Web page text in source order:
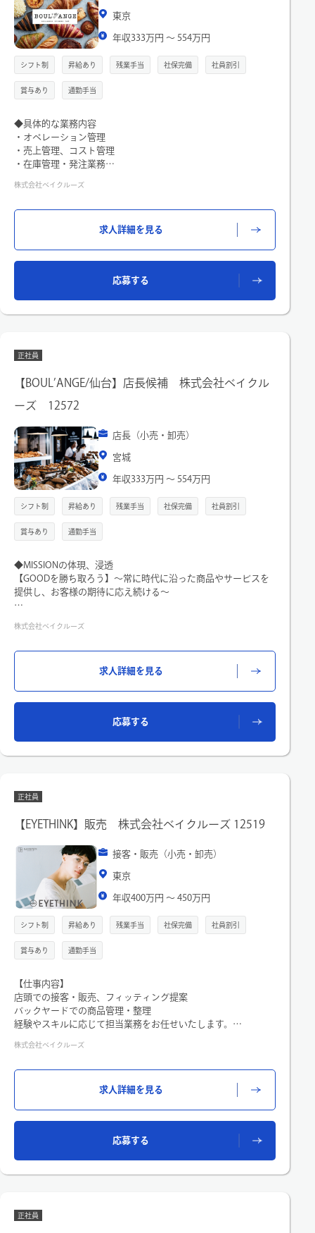
東京
年収333万円 〜 554万円
シフト制 昇給あり 残業手当 社保完備 社員割引
賞与あり 通勤手当
◆具体的な業務内容
・オペレーション管理
・売上管理、コスト管理
・在庫管理・発注業務
・スタッフの採用・育成
※現場オペレーションに入り、日々の課題発見、問題解決に取
株式会社ベイクルーズ
求人詳細を見る
応募する
正社員
【BOUL’ANGE/仙台】店長候補 株式会社ベイクル
ーズ 12572
店長（小売・卸売）
宮城
年収333万円 〜 554万円
シフト制 昇給あり 残業手当 社保完備 社員割引
賞与あり 通勤手当
◆MISSIONの体現、浸透
【GOODを勝ち取ろう】～常に時代に沿った商品やサービスを
提供し、お客様の期待に応え続ける～
店長として下記業務をお任せ予定です。店舗運営における全般
・スタッフの採用・育成
・商品提案、イベント企画 など
◆入社後のステップ
ルールなどを習得。
その後は、成長スピードに合わせて、店長業務（管理業務）お
任せしていく予定です。
入社後はOJTや本社での集合研修など、育成・バックアップ体
制がありますので、キャリアの浅い方でも心配なく、キャリア
をスタートさせていただけます。
BOUL'ANGE（ブール アンジュ)は､2017年に誕生した、世界中
から厳選した小麦粉と旬の素材を掛け合わせ､日常に彩りをもた
らすパンを提案するベイクルーズ初のベーカリーショップで
1日に1,000個を売り上げる人気NO.1の｢クロワッサン｣は国産バ
ターが香るしっとりとした生地と厚めのパリっとした層が特徴
です。季節ごとに出る季節限定のパンも多く、ヒルナンデスや
目覚ましテレビなどテレビ取材も多く受けている人気ベーカリ
今回関西に初出店！続々と新店をOPENしている、急成長中のブ
株式会社ベイクルーズ
求人詳細を見る
応募する
正社員
【EYETHINK】販売 株式会社ベイクルーズ 12519
接客・販売（小売・卸売）
東京
年収400万円 〜 450万円
シフト制 昇給あり 残業手当 社保完備 社員割引
賞与あり 通勤手当
【仕事内容】
店頭での接客・販売、フィッティング提案
バックヤードでの商品管理・整理
経験やスキルに応じて担当業務をお任せいたします。
株式会社ベイクルーズ
求人詳細を見る
応募する
正社員